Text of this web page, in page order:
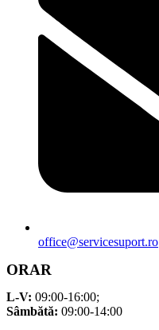
office@servicesuport.ro
ORAR
L-V: 09:00-16:00;
Sâmbătă: 09:00-14:00